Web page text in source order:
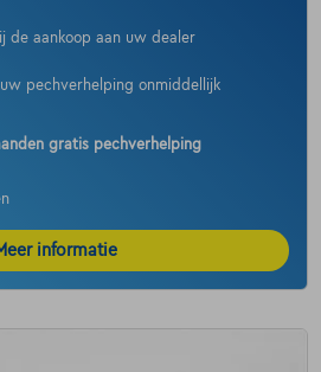
de aankoop aan uw dealer
pechverhelping onmiddellijk
gratis pechverhelping
informatie